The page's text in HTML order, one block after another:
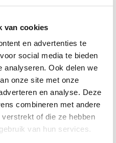
van cookies
en advertenties te
social media te bieden
analyseren. Ook delen we
onze site met onze
en analyse. Deze
combineren met andere
of die ze hebben
van hun services.